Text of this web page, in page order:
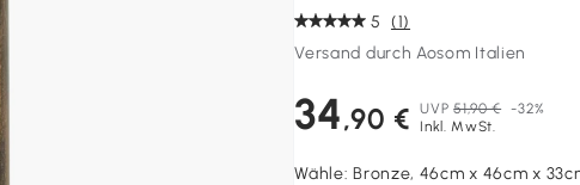
5 (1)
Versand durch Aosom Italien
34,90 € UVP 51,90 € -32%
Inkl. MwSt.
Wähle:Bronze, 46cm x 46cm x